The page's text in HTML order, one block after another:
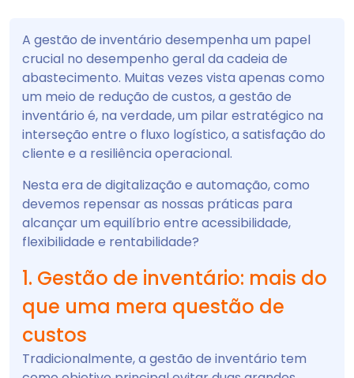
A gestão de inventário desempenha um papel
crucial no desempenho geral da cadeia de
abastecimento. Muitas vezes vista apenas como
um meio de redução de custos, a gestão de
inventário é, na verdade, um pilar estratégico na
interseção entre o fluxo logístico, a satisfação do
cliente e a resiliência operacional.
Nesta era de digitalização e automação, como
devemos repensar as nossas práticas para
alcançar um equilíbrio entre acessibilidade,
flexibilidade e rentabilidade?
1. Gestão de inventário: mais do
que uma mera questão de
custos
Tradicionalmente, a gestão de inventário tem